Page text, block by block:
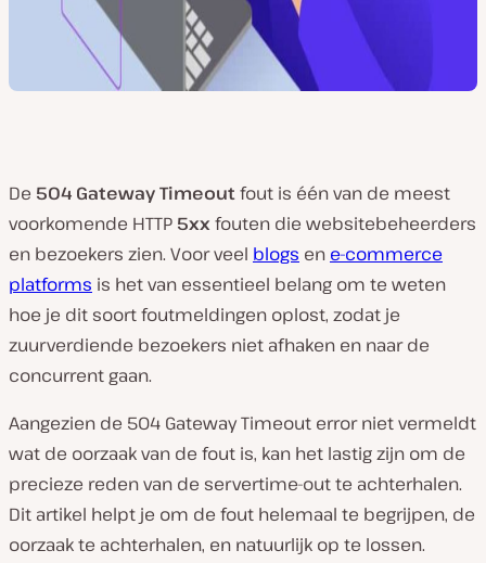
De 504 Gateway Timeoutfout is één van de meest
voorkomende HTTP 5xxfouten die websitebeheerders
en bezoekers zien. Voor veel blogs en e-commerce
platforms is het van essentieel belang om te weten
hoe je dit soort foutmeldingen oplost, zodat je
zuurverdiende bezoekers niet afhaken en naar de
concurrent gaan.
Aangezien de 504 Gateway Timeout error niet vermeldt
wat de oorzaak van de fout is, kan het lastig zijn om de
precieze reden van de servertime-out te achterhalen.
Dit artikel helpt je om de fout helemaal te begrijpen, de
oorzaak te achterhalen, en natuurlijk op te lossen.